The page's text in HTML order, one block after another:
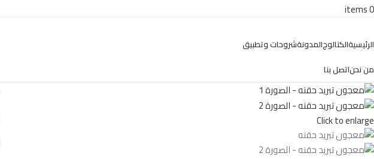
0
items
الرئيسيةالكتالوجالمدونةشروحات وتطبيق
من نحناتصل بنا
Click to enlarge